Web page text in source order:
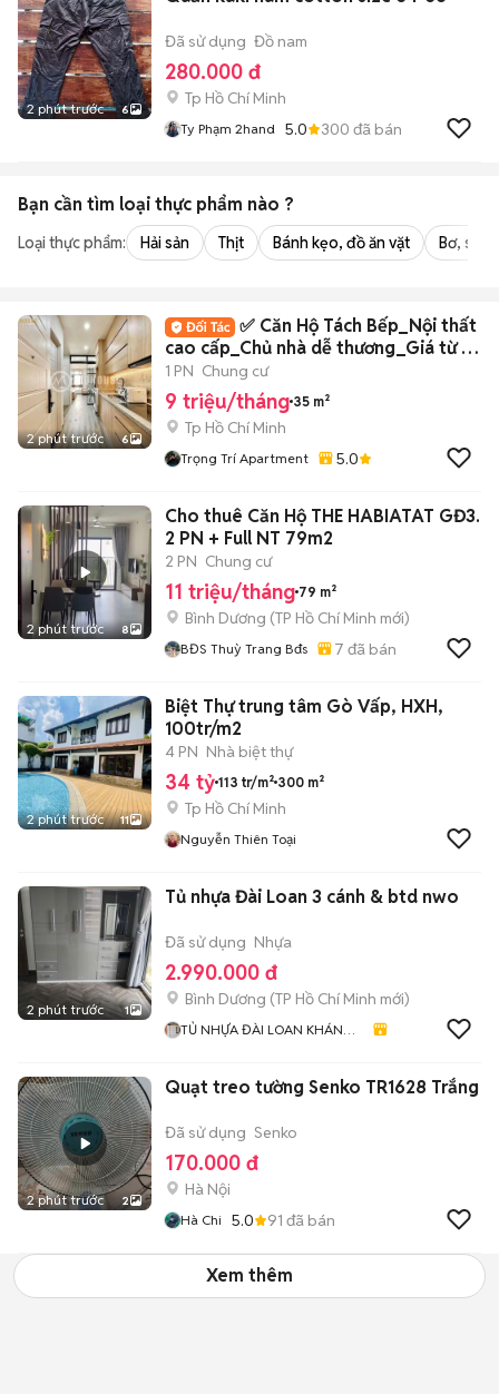
2 phút trước 6
Đã sử dụng Đồ nam
280.000 đ
Tp Hồ Chí Minh
Ty Phạm 2hand 5.0 300 đã bán
Bạn cần tìm loại thực phẩm nào ?
Loại thực phẩm: Hải sản Thịt Bánh kẹo, đồ ăn vặt Bơ,
2 phút trước 6
✅ Căn Hộ Tách Bếp_Nội thất
cao cấp_Chủ nhà dễ thương_Giá từ 9-
13tr ✅
1 PN Chung cư
9 triệu/tháng 35 m²
Tp Hồ Chí Minh
Trọng Trí Apartment 5.0
2 phút trước 8
Cho thuê Căn Hộ THE HABIATAT GĐ3.
2 PN + Full NT 79m2
2 PN Chung cư
11 triệu/tháng 79 m²
Bình Dương (TP Hồ Chí Minh mới)
BĐS Thuỳ Trang Bđs 7 đã bán
2 phút trước 11
Biệt Thự trung tâm Gò Vấp, HXH,
100tr/m2
4 PN Nhà biệt thự
34 tỷ 113 tr/m² 300 m²
Tp Hồ Chí Minh
Nguyễn Thiên Toại
2 phút trước 1
Tủ nhựa Đài Loan 3 cánh & btd nwo
Đã sử dụng Nhựa
2.990.000 đ
Bình Dương (TP Hồ Chí Minh mới)
TỦ NHỰA ĐÀI LOAN KHÁNH
2 phút trước 2
Quạt treo tường Senko TR1628 Trắng
Đã sử dụng Senko
170.000 đ
Hà Nội
Hà Chi 5.0 91 đã bán
Xem thêm